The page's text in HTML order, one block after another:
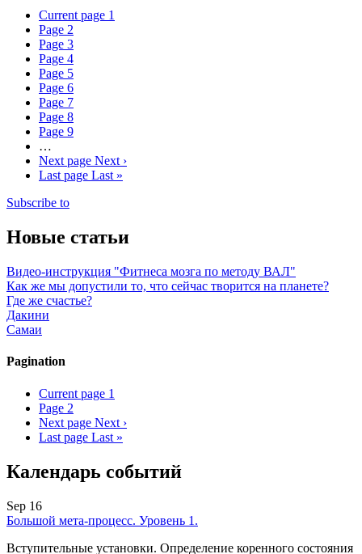
Current page 1
Page 2
Page 3
Page 4
Page 5
Page 6
Page 7
Page 8
Page 9
…
Next page Next ›
Last page Last »
Subscribe to
Новые статьи
Видео-инструкция "Фитнеса мозга по методу ВАЛ"
Как же мы допустили то, что сейчас творится на планете?
Где же счастье?
Дакини
Самаи
Pagination
Current page 1
Page 2
Next page Next ›
Last page Last »
Календарь событий
Sep 16
Большой мета-процесс. Уровень 1.
Вступительные установки. Определение коренного состояния